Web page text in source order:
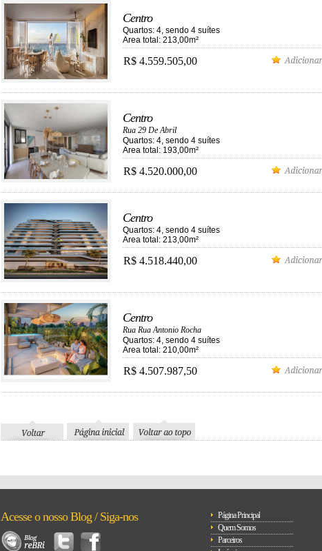
Centro
Quartos: 4, sendo 4 suítes
Area total: 213,00m²
R$ 4.559.505,00
Centro
Rua 29 De Abril
Quartos: 4, sendo 4 suítes
Area total: 193,00m²
R$ 4.520.000,00
Centro
Quartos: 4, sendo 4 suítes
Area total: 213,00m²
R$ 4.518.440,00
Centro
Rua Rua Antonio Rocha
Quartos: 4, sendo 4 suítes
Area total: 210,00m²
R$ 4.507.987,50
Acesse o nosso Blog / Siga-nos
Página Principal
Quem Somos
Parceiros